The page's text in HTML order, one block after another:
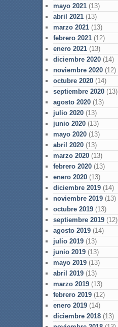
mayo 2021 (13)
abril 2021 (13)
marzo 2021 (13)
febrero 2021 (12)
enero 2021 (13)
diciembre 2020 (14)
noviembre 2020 (12)
octubre 2020 (14)
septiembre 2020 (13)
agosto 2020 (13)
julio 2020 (13)
junio 2020 (13)
mayo 2020 (13)
abril 2020 (13)
marzo 2020 (13)
febrero 2020 (13)
enero 2020 (13)
diciembre 2019 (14)
noviembre 2019 (13)
octubre 2019 (13)
septiembre 2019 (12)
agosto 2019 (14)
julio 2019 (13)
junio 2019 (13)
mayo 2019 (13)
abril 2019 (13)
marzo 2019 (13)
febrero 2019 (12)
enero 2019 (14)
diciembre 2018 (13)